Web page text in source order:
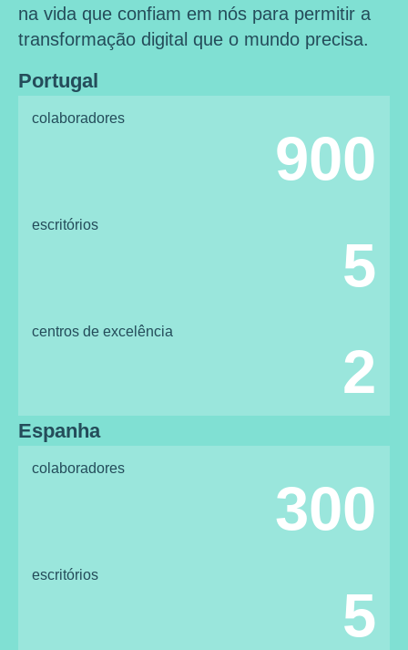
na vida que confiam em nós para permitir a
transformação digital que o mundo precisa.
Portugal
colaboradores
900
escritórios
5
centros de excelência
2
Espanha
colaboradores
300
escritórios
5